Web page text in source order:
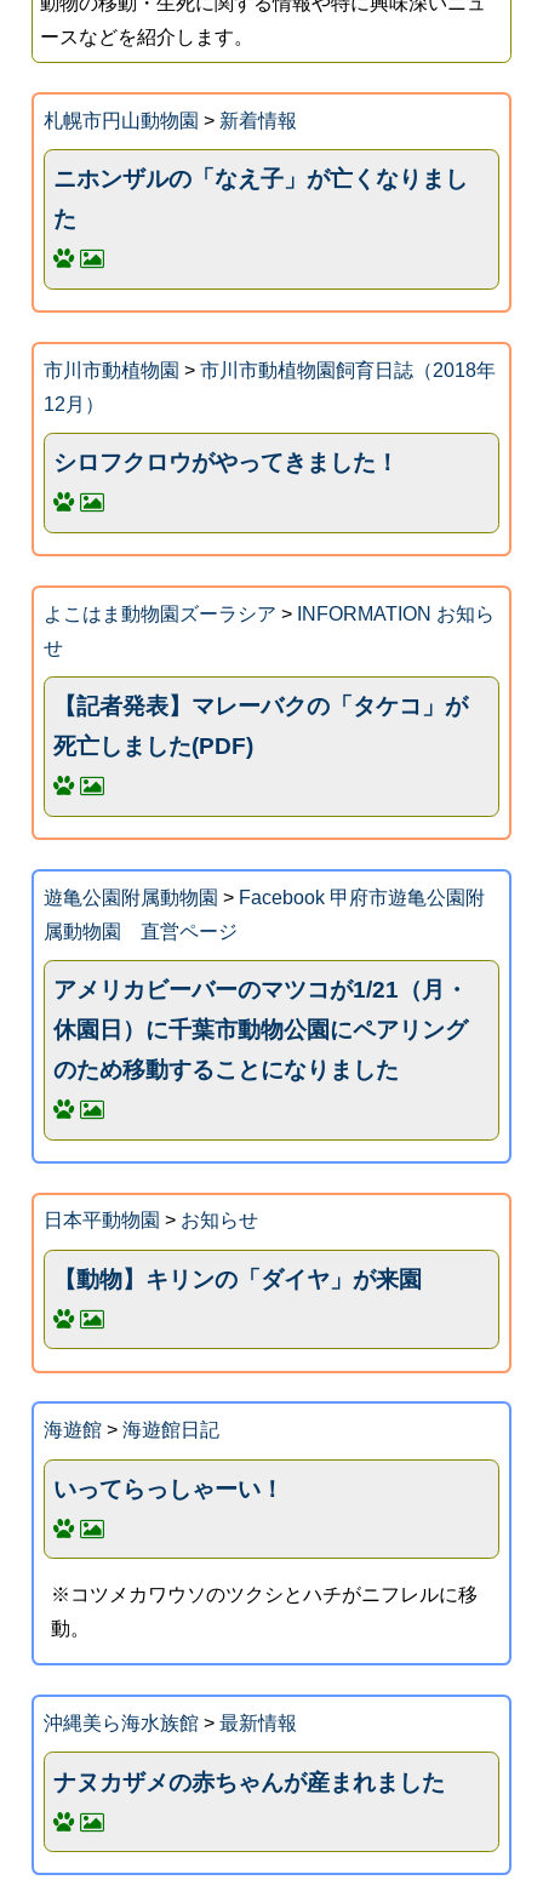
ースなどを紹介します。
札幌市円山動物園 > 新着情報
ニホンザルの「なえ子」が亡くなりまし
た
市川市動植物園 > 市川市動植物園飼育日誌（2018年
12月）
シロフクロウがやってきました！
よこはま動物園ズーラシア > INFORMATION お知ら
せ
【記者発表】マレーバクの「タケコ」が
死亡しました(PDF)
遊亀公園附属動物園 > Facebook 甲府市遊亀公園附
属動物園 直営ページ
アメリカビーバーのマツコが1/21（月・
休園日）に千葉市動物公園にペアリング
のため移動することになりました
日本平動物園 > お知らせ
【動物】キリンの「ダイヤ」が来園
海遊館> 海遊館日記
いってらっしゃーい！
※コツメカワウソのツクシとハチがニフレルに移
動。
沖縄美ら海水族館> 最新情報
ナヌカザメの赤ちゃんが産まれました